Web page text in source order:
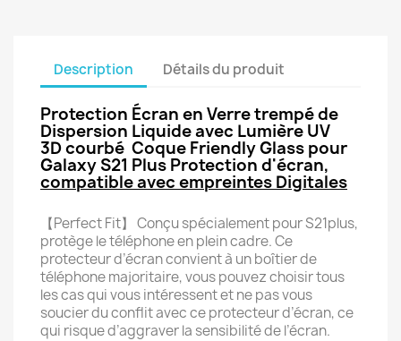
Description Détails du produit
Protection Écran en Verre trempé de
Dispersion Liquide avec Lumière UV
3D courbé Coque Friendly Glass pour
Galaxy S21 Plus Protection d'écran,
compatible avec empreintes Digitales
【Perfect Fit】 Conçu spécialement pour S21plus,
protège le téléphone en plein cadre. Ce
protecteur d’écran convient à un boîtier de
téléphone majoritaire, vous pouvez choisir tous
les cas qui vous intéressent et ne pas vous
soucier du conflit avec ce protecteur d’écran, ce
qui risque d’aggraver la sensibilité de l’écran.